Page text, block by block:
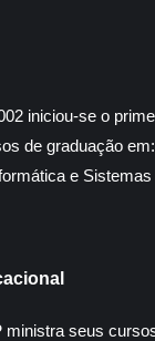
iniciou-se o
de graduação
e
ministra seus